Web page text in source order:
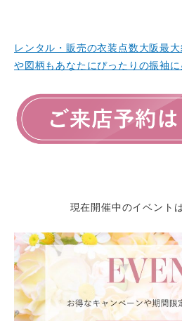
レンタル・販売の衣装点数大阪最
や図柄もあなたにぴったりの振袖に
現在開催中のイベント